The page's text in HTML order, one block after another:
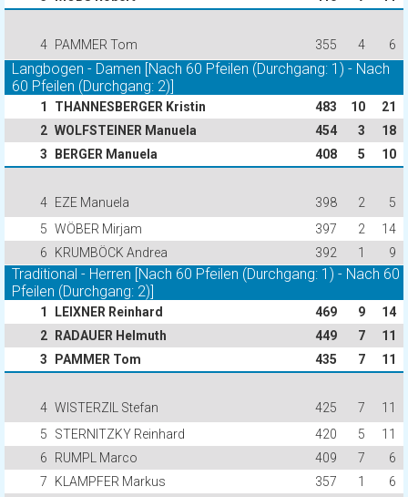
4 PAMMER Tom 355 4 6
Langbogen - Damen [Nach 60 Pfeilen (Durchgang: 1) - Nach
60 Pfeilen (Durchgang: 2)]
1 THANNESBERGER Kristin 483 10
21
2 WOLFSTEINER Manuela 454 3
18
3
BERGER Manuela 408 5 10
4 EZE Manuela 398 2
5
5 WÖBER Mirjam 397 2
14
6
KRUMBÖCK Andrea 392 1 9
Traditional - Herren [Nach 60 Pfeilen (Durchgang: 1) - Nach 60
Pfeilen (Durchgang: 2)]
1 LEIXNER Reinhard 469 9
14
2
RADAUER Helmuth 449 7
11
3
PAMMER Tom 435 7 11
4 WISTERZIL Stefan 425 7
11
5
STERNITZKY Reinhard 420 5
11
6
RUMPL Marco 409 7
6
7
KLAMPFER Markus 357 1
6